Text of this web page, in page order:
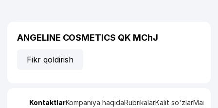
ANGELINE COSMETICS QK MChJ
Fikr qoldirish
KontaktlarKompaniya haqidaRubrikalarKalit so'zlarManzil